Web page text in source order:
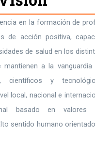
en la formación de
de acción positiva,
de salud en los
a la
científicos y
local, nacional e
basado en valores
sentido humano